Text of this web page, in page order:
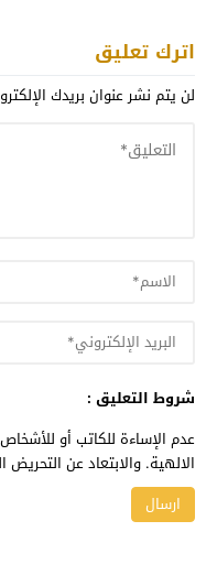
اترك تعليق
لن يتم نشر عنوان بريدك
شروط التعليق :
عدم الإساءة للكاتب أو
الالهية. والابتعاد عن